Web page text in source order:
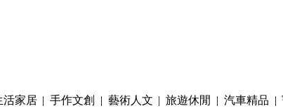
活家居|手作文創 | 藝術人文 |旅遊休閒 | 汽車精品 |